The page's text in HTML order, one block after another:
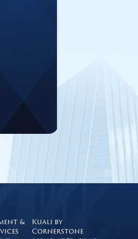
&
Kuali by
Cornerstone